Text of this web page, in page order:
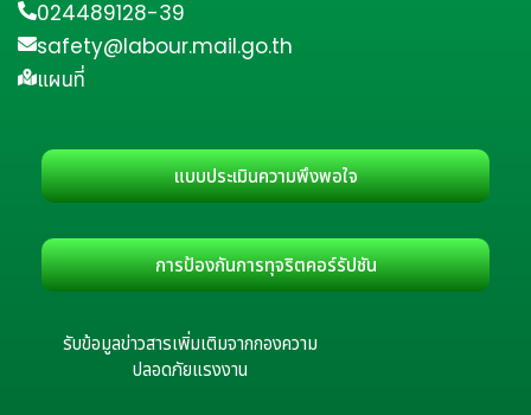
024489128-39
safety@labour.mail.go.th
แผนที่
แบบประเมินความพึงพอใจ
การป้องกันการทุจริตคอร์รัปชัน
รับข้อมูลข่าวสารเพิ่มเติมจากกองความ
ปลอดภัยแรงงาน